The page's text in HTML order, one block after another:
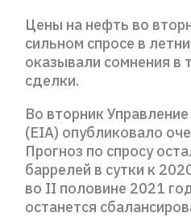
Цены на нефть во
сильном спросе в
оказывали сомнения
сделки.
Во вторник
(EIA) опубликовало
Прогноз по спросу
баррелей в сутки к
во II половине 2021
останется